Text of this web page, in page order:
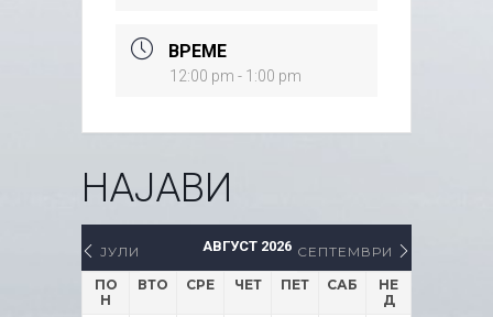
ВРЕМЕ
12:00 pm - 1:00 pm
НАЈАВИ
ЈУЛИ АВГУСТ 2026 СЕПТЕМВРИ
ПО
Н
ВТО СРЕ ЧЕТ ПЕТ САБ
НЕ
Д